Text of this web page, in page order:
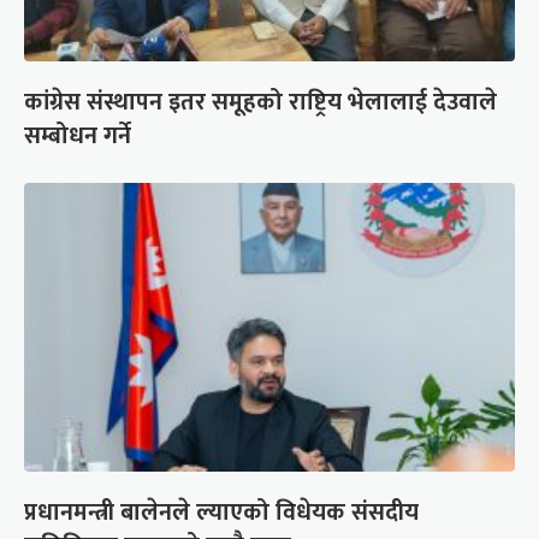
कांग्रेस संस्थापन इतर समूहको राष्ट्रिय भेलालाई देउवाले
सम्बोधन गर्ने
प्रधानमन्त्री बालेनले ल्याएको विधेयक संसदीय